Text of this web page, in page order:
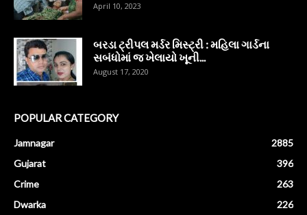
April 10, 2023
બરડા ટ્રીપલ મર્ડર મિસ્ટ્રી : મહિલા ગાર્ડના
સબંધોમાં જ ખેલાયો ખૂની...
August 17, 2020
POPULAR CATEGORY
Jamnagar
2885
Gujarat
396
Crime
263
Dwarka
226